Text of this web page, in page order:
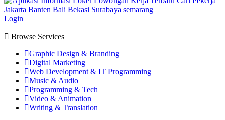
Login
Browse Services
Graphic Design & Branding
Digital Marketing
Web Development & IT Programming
Music & Audio
Programming & Tech
Video & Animation
Writing & Translation